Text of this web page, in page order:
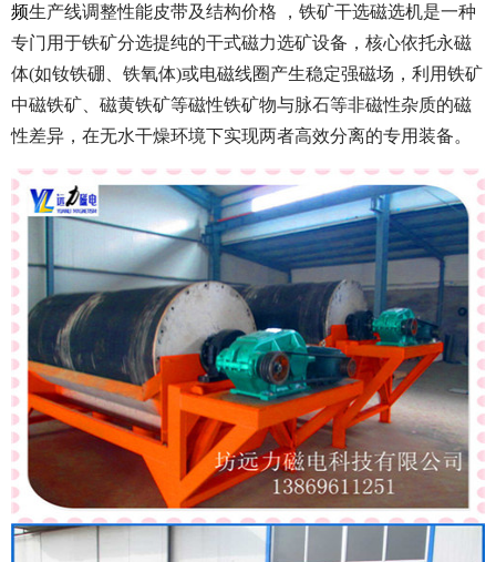
频生产线调整性能皮带及结构价格 ，铁矿干选磁选机是一种
专门用于铁矿分选提纯的干式磁力选矿设备，核心依托永磁
体(如钕铁硼、铁氧体)或电磁线圈产生稳定强磁场，利用铁矿
中磁铁矿、磁黄铁矿等磁性铁矿物与脉石等非磁性杂质的磁
性差异，在无水干燥环境下实现两者高效分离的专用装备。